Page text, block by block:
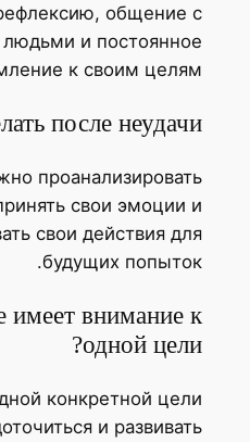
общение с
и постоянное
к своим целям.
после неудачи?
проанализировать
свои эмоции и
свои действия для
будущих попыток.
имеет внимание к
одной цели?
конкретной цели
и развивать